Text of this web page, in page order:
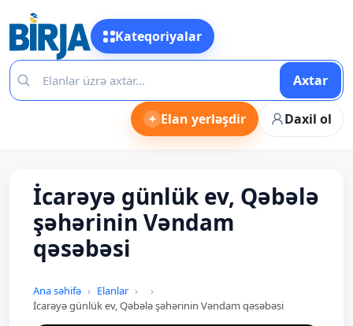
Kateqoriyalar
Axtar
+ Elan yerləşdir Daxil ol
İcarəyə günlük ev, Qəbələ
şəhərinin Vəndam
qəsəbəsi
Ana səhifə
Elanlar
İcarəyə günlük ev, Qəbələ şəhərinin Vəndam qəsəbəsi